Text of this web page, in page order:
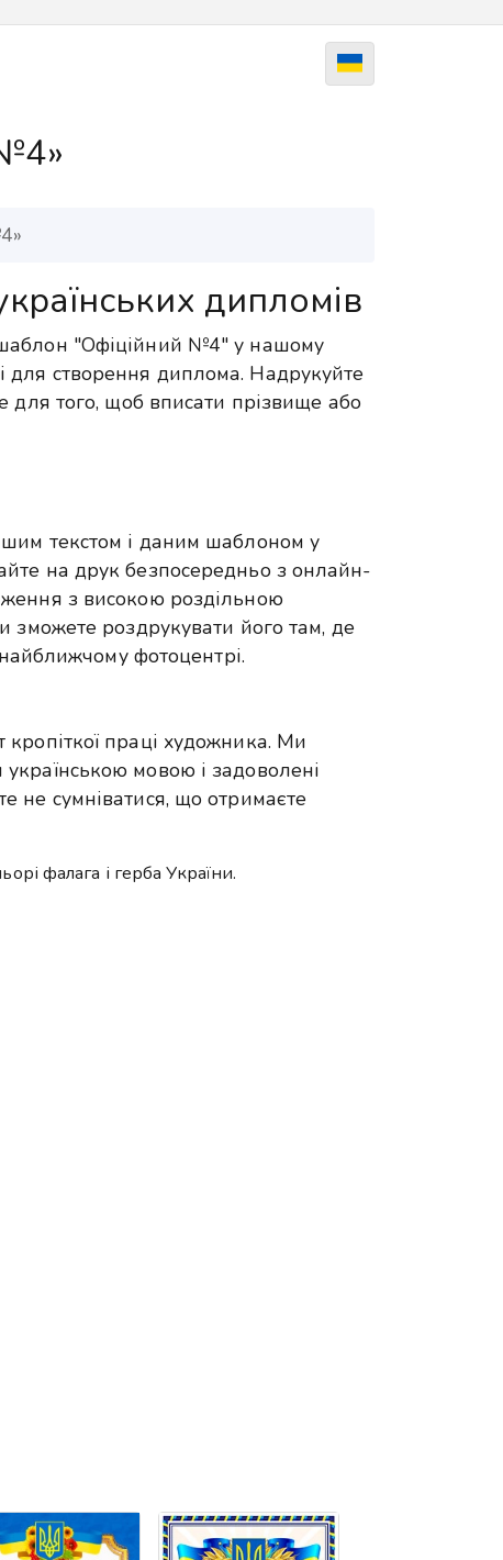
дипломів
"Офіційний №4" у нашому
створення диплома. Надрукуйте
для того, щоб вписати прізвище або
текстом і даним шаблоном у
на друк безпосередньо з онлайн-
з високою роздільною
зможете роздрукувати його там, де
фотоцентрі.
праці художника. Ми
мовою і задоволені
не сумніватися, що отримаєте
фалага і герба України.